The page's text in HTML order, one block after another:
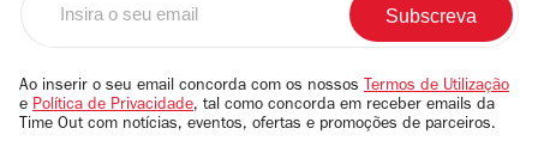
email
Ao inserir o seu email concorda com os nossos Termos de Utilização
e Política de Privacidade, tal como concorda em receber emails da
Time Out com notícias, eventos, ofertas e promoções de parceiros.